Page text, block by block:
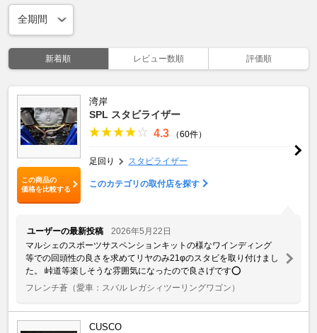
新着順 レビュー数順 評価順
この商品の
価格を比較する
湾岸
SPL スタビライザー
4.3 （60件）
足回り スタビライザー
このカテゴリの取付店を探す
ユーザーの最新投稿
2026年5月22日
マルシェのスポーツサスペンションキットの様なワインディング
等での回頭性の良さを求めてリヤのみ21φのスタビを取り付けまし
た。 峠道等楽しそうな雰囲気になったので良さげです⭕️
フレンチ蒼 （愛車：スバル レガシィツーリングワゴン）
CUSCO